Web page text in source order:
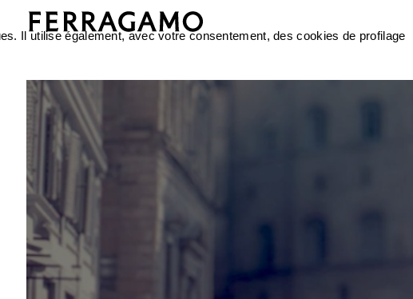
Il utilise également, avec votre consentement, des cookies de profilage